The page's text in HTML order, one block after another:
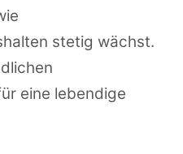
stetig wächst.
eine lebendige